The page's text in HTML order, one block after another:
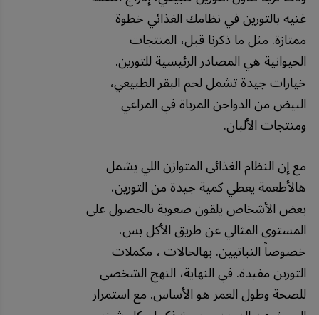
غنية بالتورين في نظامك الغذائي خطوة
ممتازة. مثل ما ذكرنا قبل، المنتجات
الحيوانية هي المصادر الرئيسية للتورين.
خيارات جيدة تشمل لحم البقر الطبيعي،
البيض من الدواجن المرباة في المراعي
ومنتجات الألبان.
مع إن النظام الغذائي المتوازن اللي يشمل
هالأطعمة يعطي كمية جيدة من التورين،
بعض الأشخاص يلقون صعوبة بالحصول على
المستوى المثالي عن طريق الأكل بس،
خصوصاً النباتيين. بهالحالات ، مكملات
التورين مفيدة. في النهاية، النهج الشخصي
للصحة وطول العمر هو الأساس. مع استمرار